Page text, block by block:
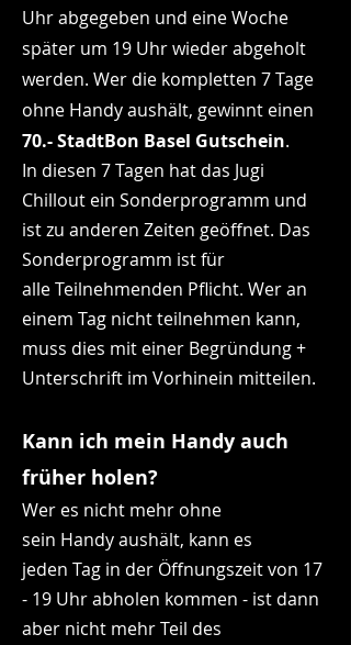
Uhr abgegeben und eine Woche
später um 19 Uhr wieder abgeholt
werden. Wer die kompletten 7 Tage
ohne Handy aushält, gewinnt einen
70.- StadtBon Basel Gutschein.
In diesen 7 Tagen hat das Jugi
Chillout ein Sonderprogramm und
ist zu anderen Zeiten geöffnet. Das
Sonderprogramm ist für
alleTeilnehmenden Pflicht. Wer an
einem Tag nichtteilnehmen kann,
muss dies mit einer Begründung+
Unterschrift im Vorhinein mitteilen.
Kann ich mein Handy auch
früher holen?
Wer es nicht mehr ohne
sein Handyaushält, kann es
jeden Tag in der Öffnungszeit von 17
- 19 Uhr abholen kommen - ist dann
aber nicht mehr Teil des